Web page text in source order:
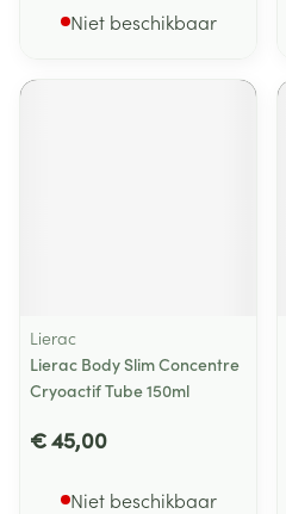
Niet beschikbaar
Lierac
Lierac Body Slim Concentre
Cryoactif Tube 150ml
€ 45,00
Niet beschikbaar